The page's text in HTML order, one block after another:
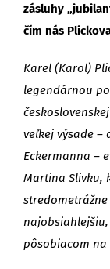
zásluhy
čím nás
Karel (Karol)
legendárnou
veľkej výsade –
Eckermanna –
Martina Slivku,
pôsobiacom na